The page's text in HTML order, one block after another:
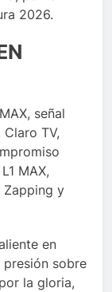
2026.
señal
TV,
MAX,
Zapping y
en
sobre
la gloria,